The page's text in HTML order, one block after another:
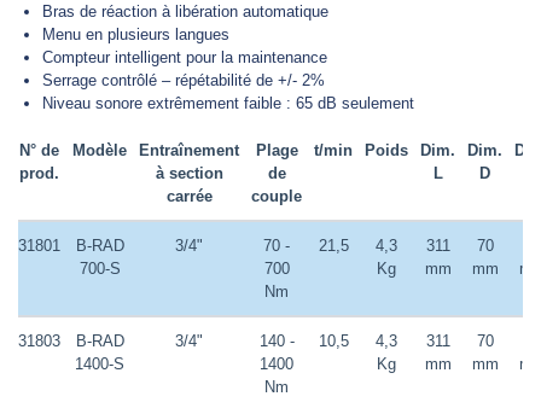
Bras de réaction à libération automatique
Menu en plusieurs langues
Compteur intelligent pour la maintenance
Serrage contrôlé – répétabilité de +/- 2%
Niveau sonore extrêmement faible : 65 dB seulement
N° de
prod.
Modèle
Entraînement
à section
carrée
Plage
de
couple
t/min Poids
Dim.
L
Dim.
D
31801
B-RAD
700-S
3/4"
70 -
700
Nm
21,5
4,3
Kg
311
mm
70
mm
31803
B-RAD
1400-S
3/4"
140 -
1400
Nm
10,5
4,3
Kg
311
mm
70
mm